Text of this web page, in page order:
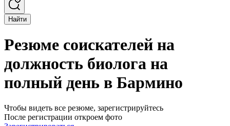
Найти
Резюме соискателей на
должность биолога на
полный день в Бармино
Чтобы видеть все резюме, зарегистрируйтесь
После регистрации откроем фото